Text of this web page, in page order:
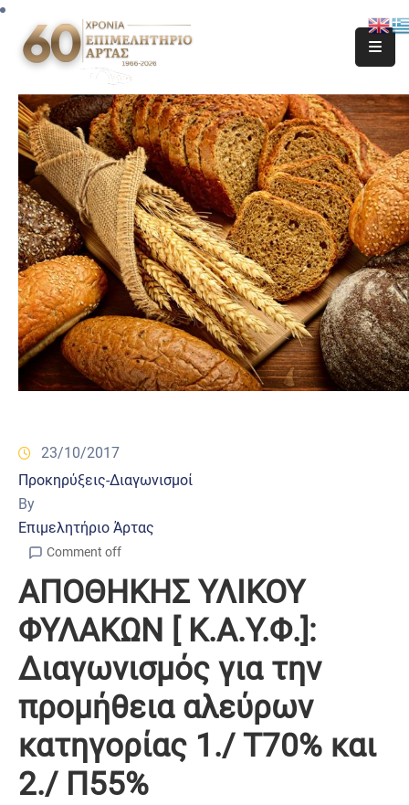
23/10/2017
Προκηρύξεις-Διαγωνισμοί
By
Επιμελητήριο Άρτας
Comment off
ΑΠΟΘΗΚΗΣ ΥΛΙΚΟΥ
ΦΥΛΑΚΩΝ [ Κ.Α.Υ.Φ.]:
Διαγωνισμός για την
προμήθεια αλεύρων
κατηγορίας 1./ Τ70% και
2./ Π55%